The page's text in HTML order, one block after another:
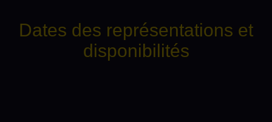
Dates des représentations et
disponibilités